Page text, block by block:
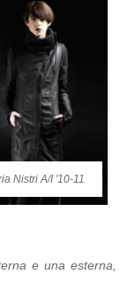
Nistri A/I '10-11
e una esterna,